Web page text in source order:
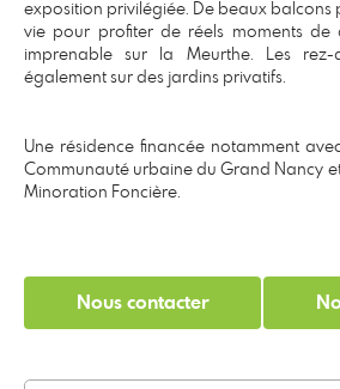
exposition privilégiée. De beaux balcons
vie pour profiter de réels moments de
imprenable sur la Meurthe. Les rez-
également sur des jardins privatifs.
Une résidence financée notamment
Communauté urbaine du Grand Nancy
Minoration Foncière.
Nous contacter